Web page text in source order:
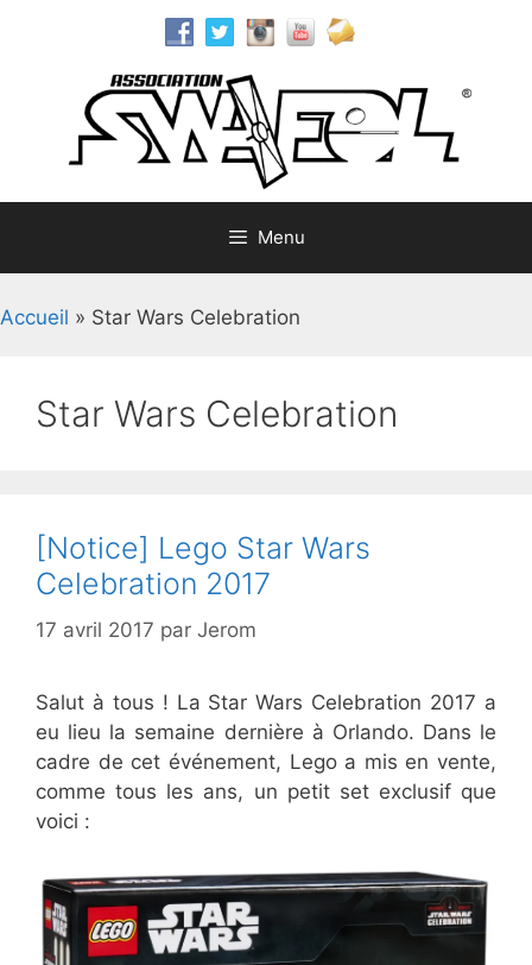
Menu
Accueil » Star Wars Celebration
Star Wars Celebration
[Notice] Lego Star Wars
Celebration 2017
17 avril 2017 par Jerom
Salut à tous ! La Star Wars Celebration 2017 a
eu lieu la semaine dernière à Orlando. Dans le
cadre de cet événement, Lego a mis en vente,
comme tous les ans, un petit set exclusif que
voici :